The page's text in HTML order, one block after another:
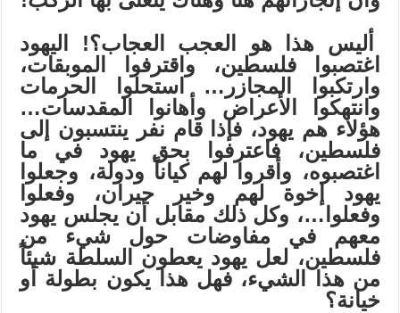
أليس هذا هو العجب العجاب؟! اليهود
اغتصبوا فلسطين، واقترفوا الموبقات،
وارتكبوا المجازر… استحلوا الحرمات
وانتهكوا الأعراض وأهانوا المقدسات…
هؤلاء هم يهود، فإذا قام نفر ينتسبون إلى
فلسطين، فاعترفوا بحق يهود في ما
اغتصبوه، وأقروا لهم كياناً ودولة، وجعلوا
يهود إخوة لهم وخير جيران، وفعلوا
وفعلوا…، وكل ذلك مقابل أن يجلس يهود
معهم في مفاوضات حول شيء من
فلسطين، لعل يهود يعطون السلطة شيئاً
من هذا الشيء، فهل هذا يكون بطولة أو
خيانة؟